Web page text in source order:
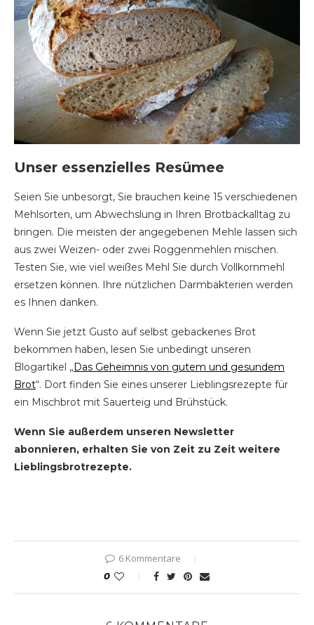
Unser essenzielles Resümee
Seien Sie unbesorgt, Sie brauchen keine 15 verschiedenen
Mehlsorten, um Abwechslung in Ihren Brotbackalltag zu
bringen. Die meisten der angegebenen Mehle lassen sich
aus zwei Weizen- oder zwei Roggenmehlen mischen.
Testen Sie, wie viel weißes Mehl Sie durch Vollkornmehl
ersetzen können. Ihre nützlichen Darmbakterien werden
es Ihnen danken.
Wenn Sie jetzt Gusto auf selbst gebackenes Brot
bekommen haben, lesen Sie unbedingt unseren
Blogartikel „ Das Geheimnis von gutem und gesundem
Brot“. Dort finden Sie eines unserer Lieblingsrezepte für
ein Mischbrot mit Sauerteig und Brühstück.
Wenn Sie außerdem unseren Newsletter
abonnieren, erhalten Sie von Zeit zu Zeit weitere
Lieblingsbrotrezepte.
6 Kommentare
0